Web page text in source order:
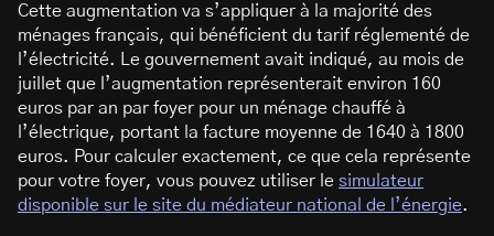
Cette augmentation va s’appliquer à la majorité des
ménages français, qui bénéficient du tarif réglementé de
l’électricité. Le gouvernement avait indiqué, au mois de
juillet que l’augmentation représenterait environ 160
euros par an par foyer pour un ménage chauffé à
l’électrique, portant la facture moyenne de 1640 à 1800
euros. Pour calculer exactement, ce que cela représente
pour votre foyer, vous pouvez utiliser le simulateur
disponible sur le site du médiateur national de l’énergie.